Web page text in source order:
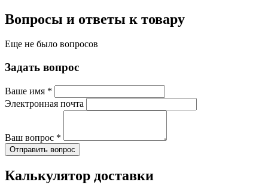
Вопросы и ответы к товару
Еще не было вопросов
Задать вопрос
Ваше имя *
Электронная почта
Ваш вопрос *
Отправить вопрос
Калькулятор доставки